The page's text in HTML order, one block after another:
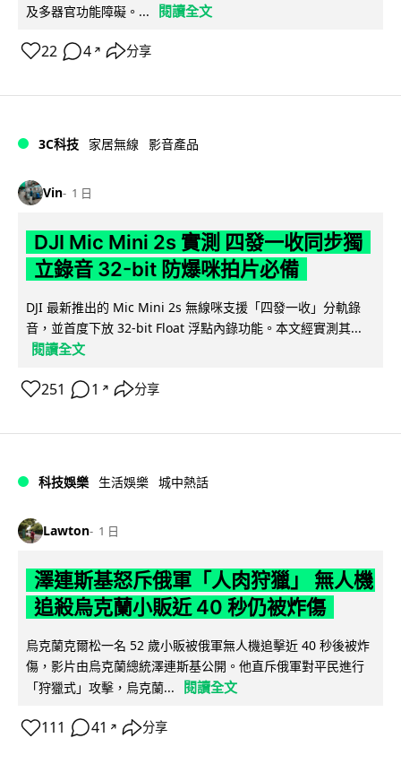
及多器官功能障礙。...
閱讀全文
22 4 ↗ 分享
3C科技 家居無線 影音產品
Vin 1 日
DJI Mic Mini 2s 實測 四發一收同步獨
立錄音 32-bit 防爆咪拍片必備
DJI 最新推出的 Mic Mini 2s 無線咪支援「四發一收」分軌錄
音，並首度下放 32-bit Float 浮點內錄功能。本文經實測其...
閱讀全文
251 1 ↗ 分享
科技娛樂 生活娛樂 城中熱話
Lawton 1 日
澤連斯基怒斥俄軍「人肉狩獵」 無人機
追殺烏克蘭小販近 40 秒仍被炸傷
烏克蘭克爾松一名 52 歲小販被俄軍無人機追擊近 40 秒後被炸
傷，影片由烏克蘭總統澤連斯基公開。他直斥俄軍對平民進行
「狩獵式」攻擊，烏克蘭...
閱讀全文
111 41 ↗ 分享